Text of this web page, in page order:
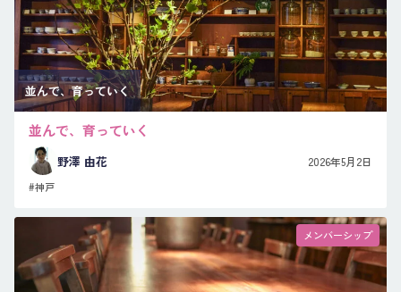
並んで、育っていく
並んで、育っていく
野澤 由花 2026年5月2日
#神戸
メンバーシップ